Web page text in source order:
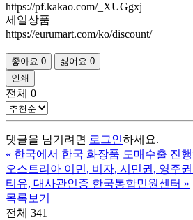
https://pf.kakao.com/_XUGgxj
세일상품
https://eurumart.com/ko/discount/
좋아요 0 싫어요 0
인쇄
전체 0
댓글을 남기려면 로그인하세요.
« 한국에서 한국 화장품 도매수출 진
오스트리아 이민, 비자, 시민권, 영주
티유, 대사관인증 한국통합민원센터 »
목록보기
전체 341